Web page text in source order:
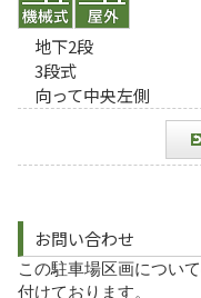
地下2段
3段式
向って中央左側
お問い合わせ